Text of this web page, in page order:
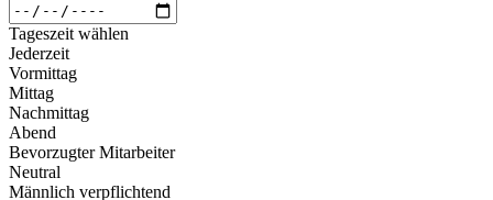
Tageszeit wählen
Jederzeit
Vormittag
Mittag
Nachmittag
Abend
Bevorzugter Mitarbeiter
Neutral
Männlich verpflichtend